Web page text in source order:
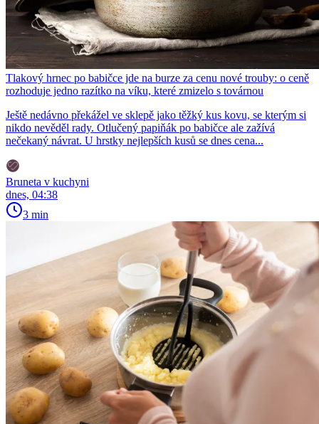
Tlakový hrnec po babičce jde na burze za cenu nové trouby: o ceně
rozhoduje jedno razítko na víku, které zmizelo s továrnou
Ještě nedávno překážel ve sklepě jako těžký kus kovu, se kterým si
nikdo nevěděl rady. Otlučený papiňák po babičce ale zažívá
nečekaný návrat. U hrstky nejlepších kusů se dnes cena...
Bruneta v kuchyni
dnes, 04:38
3 min